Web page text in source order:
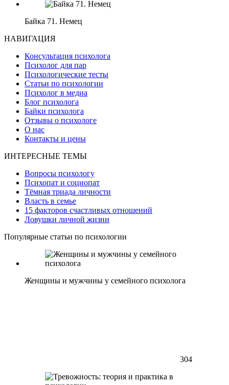
Байка 71. Немец
НАВИГАЦИЯ
Консультация психолога
Психолог для пар
Психологические тесты
Статьи по психологии
Психолог в медиа
Блог психолога
Байки психолога
Отзывы о психологе
О нас
Контакты и цены
ИНТЕРЕСНЫЕ ТЕМЫ
Вопросы психологу
Психопат и социопат
Тёмная триада личности
Власть в семье
15 факторов счастливых отношений
Ловушки личной жизни
Популярные статьи по психологии
Женщины и мужчины у семейного психолога
304